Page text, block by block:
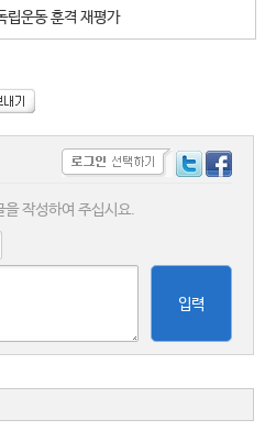
립운동 훈격 재평가
작성하여 주십시요.
입력